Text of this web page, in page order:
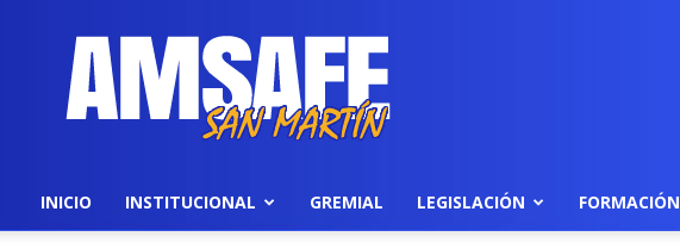
AMSAFE
INICIO INSTITUCIONAL GREMIAL LEGISLACIÓN FORMACIÓN